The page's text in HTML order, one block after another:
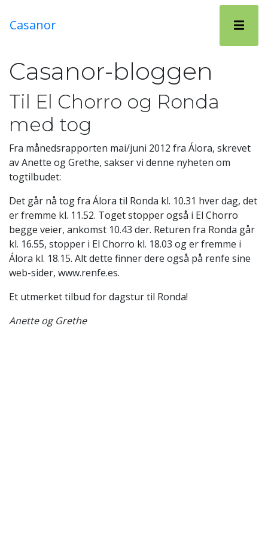
Casanor Meny
Casanor-bloggen
Til El Chorro og Ronda
med tog
Fra månedsrapporten mai/juni 2012 fra Álora, skrevet
av Anette og Grethe, sakser vi denne nyheten om
togtilbudet:
Det går nå tog fra Álora til Ronda kl. 10.31 hver dag, det
er fremme kl. 11.52. Toget stopper også i El Chorro
begge veier, ankomst 10.43 der. Returen fra Ronda går
kl. 16.55, stopper i El Chorro kl. 18.03 og er fremme i
Álora kl. 18.15. Alt dette finner dere også på renfe sine
web-sider, www.renfe.es.
Et utmerket tilbud for dagstur til Ronda!
Anette og Grethe